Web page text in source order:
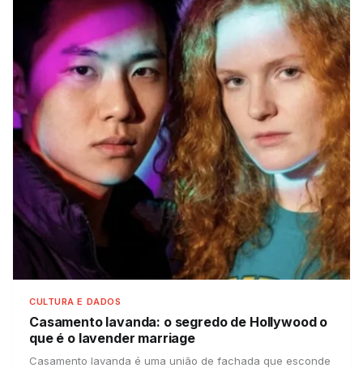
CULTURA E DADOS
Casamento lavanda: o segredo de Hollywood o
que é o lavender marriage
Casamento lavanda é uma união de fachada que esconde